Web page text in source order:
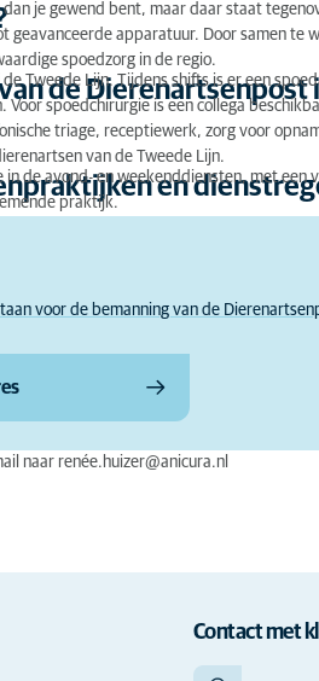
je gewend bent, maar daar staat
apparatuur. Door samen te
spoedzorg in de regio.
de Dierenartsenpost
Tweede Lijn. Tijdens shifts is er een
spoedchirurgie is een collega
triage, receptiewerk, zorg voor
van de Tweede Lijn.
en
de avond- en weekenddiensten, met
praktijk.
voor de bemanning van de
naar renée.huizer@anicura.nl
Contact met